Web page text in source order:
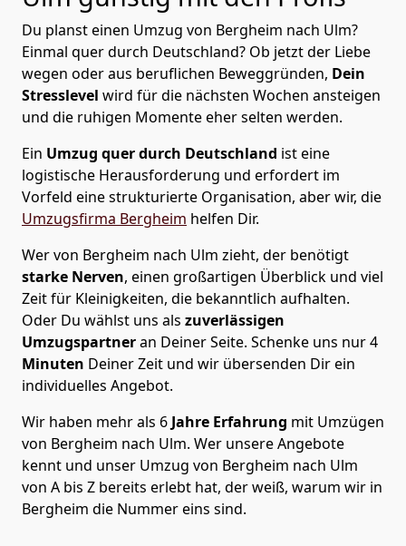
Du planst einen Umzug von Bergheim nach Ulm?
Einmal quer durch Deutschland? Ob jetzt der Liebe
wegen oder aus beruflichen Beweggründen, Dein
Stresslevel wird für die nächsten Wochen ansteigen
und die ruhigen Momente eher selten werden.
Ein Umzug quer durch Deutschland ist eine
logistische Herausforderung und erfordert im
Vorfeld eine strukturierte Organisation, aber wir, die
Umzugsfirma Bergheim helfen Dir.
Wer von Bergheim nach Ulm zieht, der benötigt
starke Nerven, einen großartigen Überblick und viel
Zeit für Kleinigkeiten, die bekanntlich aufhalten.
Oder Du wählst uns als zuverlässigen
Umzugspartneran Deiner Seite. Schenke uns nur4
Minuten Deiner Zeit und wir übersenden Dir ein
individuelles Angebot.
Wir haben mehr als 6 Jahre Erfahrung mit Umzügen
von Bergheim nach Ulm. Wer unsere Angebote
kennt und unser Umzug von Bergheim nach Ulm
von A bis Z bereits erlebt hat, der weiß, warum wir in
Bergheim die Nummer eins sind.